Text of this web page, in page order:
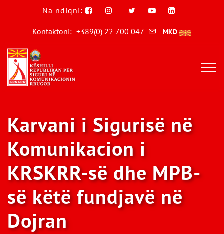
Na ndiqni:
Kontaktoni: +389(0) 22 700 047 MKD
Karvani i Sigurisë në
Komunikacion i
KRSKRR-së dhe MPB-
së këtë fundjavë në
Dojran